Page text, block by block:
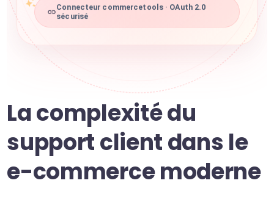
Connecteur commercetools · OAuth 2.0
sécurisé
La complexité du
support client dans le
e-commerce moderne